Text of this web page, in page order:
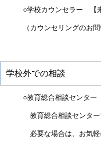
○学校カウンセラー 【
（カウンセリングのお
学校外での相談
○教育総合相談センター
教育総合相談センタ
必要な場合は、お気